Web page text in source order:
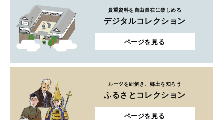
貴重資料を自由自在に楽しめる
デジタルコレクション
ページを見る
ルーツを紐解き、郷土を知ろう
ふるさとコレクション
ページを見る